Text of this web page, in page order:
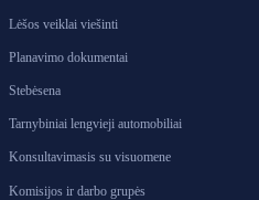
Lėšos veiklai viešinti
Planavimo dokumentai
Stebėsena
Tarnybiniai lengvieji automobiliai
Konsultavimasis su visuomene
Komisijos ir darbo grupės